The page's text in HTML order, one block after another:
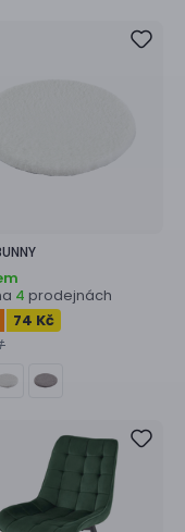
4 prodejnách
74 Kč